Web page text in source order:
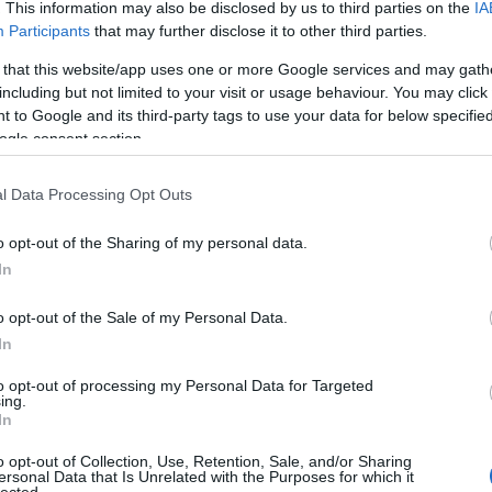
This information may also be disclosed by us to third parties on the
Participants that may further disclose it to other third parties.
that this website/app uses one or more Google services and may
but not limited to your visit or usage behaviour. You may
to Google and its third-party tags to use your data for below
consent section.
Data Processing Opt Outs
opt-out of the Sharing of my personal data.
opt-out of the Sale of my Personal Data.
opt-out of processing my Personal Data for Targeted
opt-out of Collection, Use, Retention, Sale, and/or Sharing
Data that Is Unrelated with the Purposes for which it
az
a kütyü, sok a
móka - Ez
történt az új
Lángolón
szenvedély - Itt
van a Stu33 új
koncertanyag
minősülnek, értük aszolgáltatás technikaiüzemeltetője semmilyen felelősséget nem vállal, azokat nem
feltételekbenés azadatvédelmi tájékoztatóban